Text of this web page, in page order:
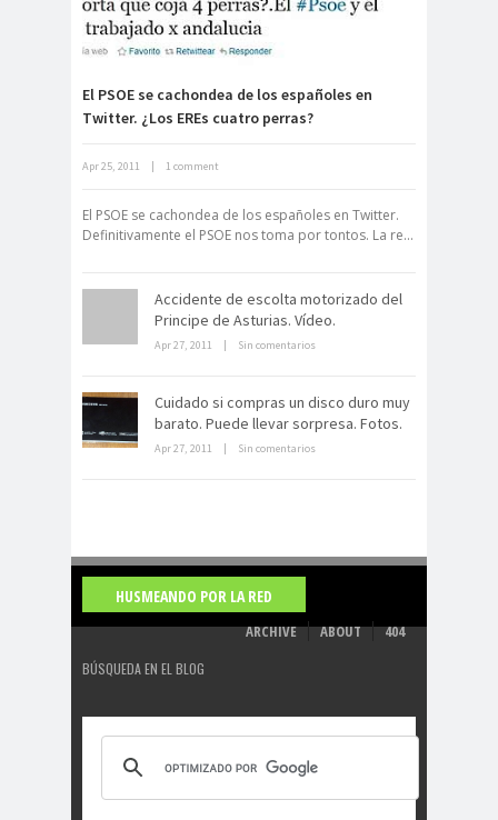
La derrota británica en Cartagena
El PSOE se cachondea de los españoles en
Twitter. ¿Los EREs cuatro perras?
Apr 25, 2011 | 1 comment
El PSOE se cachondea de los españoles en Twitter.
Definitivamente el PSOE nos toma por tontos. La re...
Accidente de escolta motorizado del
Principe de Asturias. Vídeo.
Apr 27, 2011 | Sin comentarios
Cuidado si compras un disco duro muy
barato. Puede llevar sorpresa. Fotos.
Apr 27, 2011 | Sin comentarios
HUSMEANDO POR LA RED
ARCHIVE ABOUT 404
BÚSQUEDA EN EL BLOG